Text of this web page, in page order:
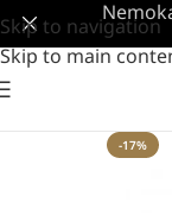
Skip to navigation
Skip to main
-17%